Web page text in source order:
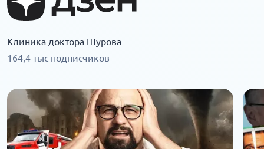
Клиника доктора Шурова
164,4 тыс подписчиков